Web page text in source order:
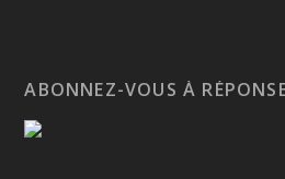
ABONNEZ-VOUS À